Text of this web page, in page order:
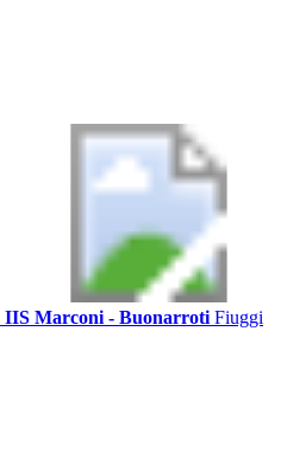
IIS Marconi - Buonarroti Fiuggi